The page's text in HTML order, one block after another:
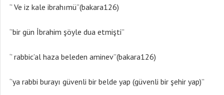
‘’ Ve iz kale ibrahımü’’(bakara126)
‘’bir gün İbrahim şöyle dua etmişti’’
‘’ rabbic’al haza beleden aminev’’(bakara126)
‘’ya rabbi burayı güvenli bir belde yap (güvenli bir şehir yap)’’